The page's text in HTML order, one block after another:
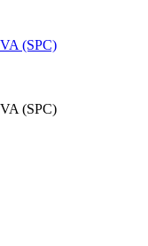
(SPC)
(SPC)